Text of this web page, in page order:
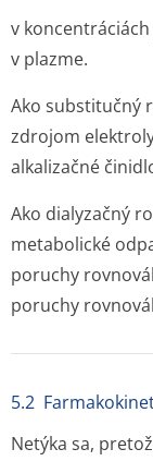
v
v plazme.
Ako substitučný
zdrojom
alkalizačné
Ako dialyzačný
metabolické
poruchy
poruchy
5.2
Netýka sa,